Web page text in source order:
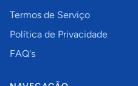
Termos de Serviço
Política de Privacidade
FAQ's